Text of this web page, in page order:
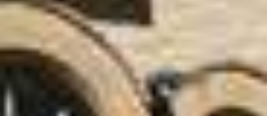
Lesen macht stark
Bildung für nachhaltige Entwicklung
Kooperationen